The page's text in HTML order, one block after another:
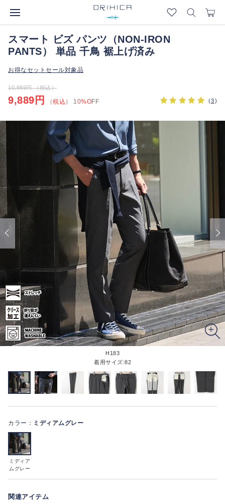
スマート ビズ パンツ（NON-IRON
PANTS） 単品 千鳥 裾上げ済み
お得なセットセール対象品
10,989円 （税込）
9,889円 （税込） 10%OFF (3)
H183
着用サイズ:82
カラー： ミディアムグレー
ミディア
ムグレー
関連アイテム